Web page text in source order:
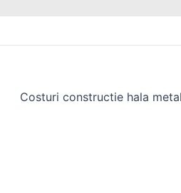
Costuri constructie hala